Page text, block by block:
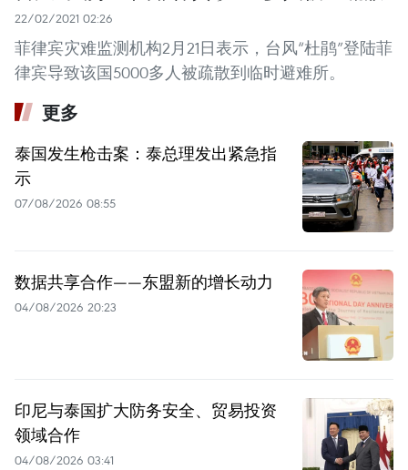
22/02/2021 02:26
菲律宾灾难监测机构2月21日表示，台风“杜鹃”登陆菲
律宾导致该国5000多人被疏散到临时避难所。
更多
泰国发生枪击案：泰总理发出紧急指
示
07/08/2026 08:55
数据共享合作——东盟新的增长动力
04/08/2026 20:23
印尼与泰国扩大防务安全、贸易投资
领域合作
04/08/2026 03:41